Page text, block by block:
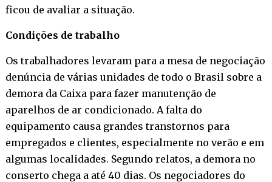
ficou de avaliar a situação.
Condições de trabalho
Os trabalhadores levaram para a mesa de negociação
denúncia de várias unidades de todo o Brasil sobre a
demora da Caixa para fazer manutenção de
aparelhos de ar condicionado. A falta do
equipamento causa grandes transtornos para
empregados e clientes, especialmente no verão e em
algumas localidades. Segundo relatos, a demora no
conserto chega a até 40 dias. Os negociadores do